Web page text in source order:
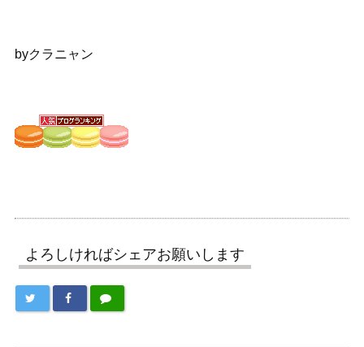
byクラニャン
よろしければシェアお願いします